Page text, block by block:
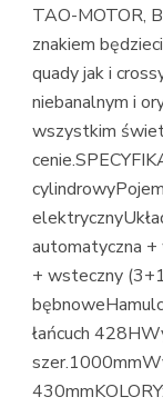
TAO-MOTOR,
znakiem
quady jak i
niebanalnym i
wszystkim
automatyczna
+ wsteczny
łańcuch